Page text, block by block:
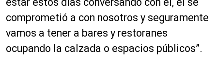
comprometió a con nosotros y seguramente
vamos a tener a bares y restoranes
ocupando la calzada o espacios públicos”.